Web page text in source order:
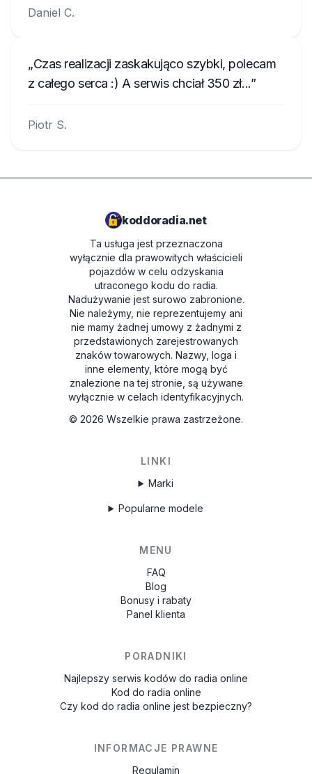
Daniel C.
Czas realizacji zaskakująco szybki, polecam
z całego serca :) A serwis chciał 350 zł...
Piotr S.
koddoradia.net
Ta usługa jest przeznaczona
wyłącznie dla prawowitych właścicieli
pojazdów w celu odzyskania
utraconego kodu do radia.
Nadużywanie jest surowo zabronione.
Nie należymy, nie reprezentujemy ani
nie mamy żadnej umowy z żadnymi z
przedstawionych zarejestrowanych
znaków towarowych. Nazwy, loga i
inne elementy, które mogą być
znalezione na tej stronie, są używane
wyłącznie w celach identyfikacyjnych.
© 2026 Wszelkie prawa zastrzeżone.
LINKI
Marki
Popularne modele
MENU
FAQ
Blog
Bonusy i rabaty
Panel klienta
PORADNIKI
Najlepszy serwis kodów do radia online
Kod do radia online
Czy kod do radia online jest bezpieczny?
INFORMACJE PRAWNE
Regulamin